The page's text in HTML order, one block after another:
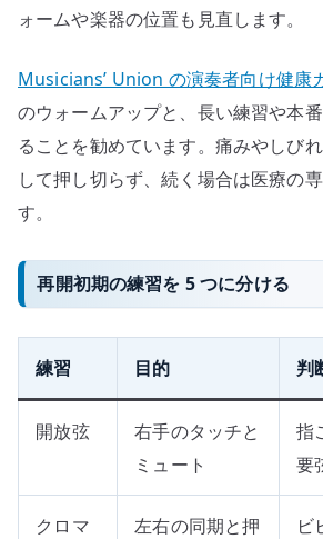
ォームや楽器の位置も見直します。
Musicians’ Union の演奏者向け健康
のウォームアップと、長い練習や本
ることを勧めています。痛みやしび
して押し切らず、続く場合は医療の
す。
再開初期の練習を 5 つに分ける
練習 目的 判
開放弦
右手のタッチと
ミュート
指
要
クロマ
左右の同期と押
ビ